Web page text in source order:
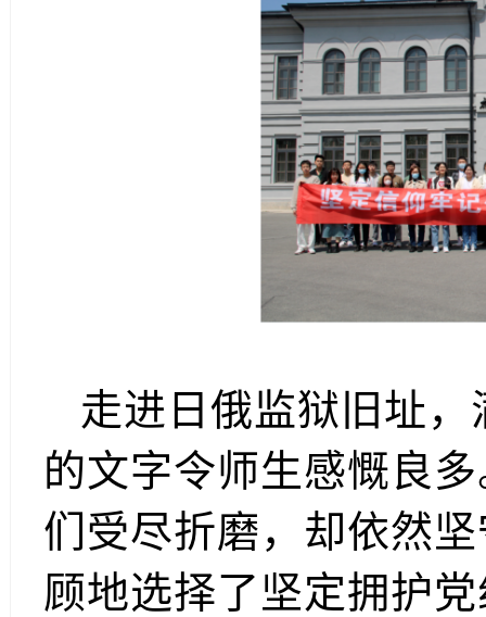
走进日俄监狱旧址
的文字令师生感慨良
们受尽折磨，却依然
顾地选择了坚定拥护